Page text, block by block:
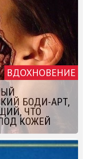
ВДОХНОВЕНИЕ
БОДИ-АРТ,
ЧТО
КОЖЕЙ